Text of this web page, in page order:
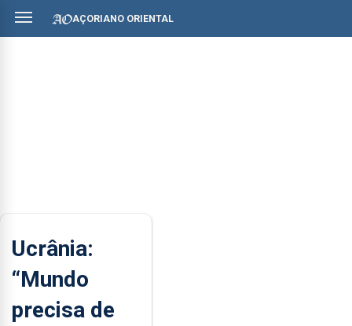
AÇORIANO ORIENTAL
Ucrânia:
“Mundo
precisa de